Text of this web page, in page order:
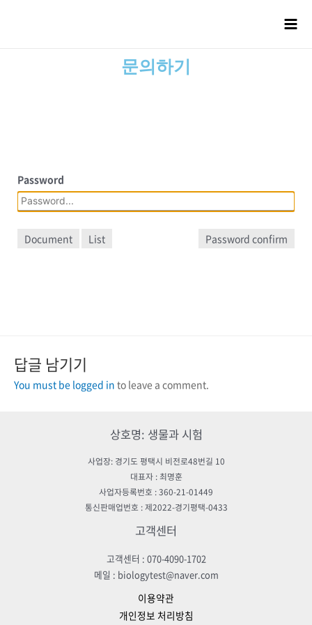
문의하기
Password
Document List Password confirm
답글 남기기
You must be logged in to leave a comment.
상호명: 생물과 시험
사업장: 경기도 평택시 비전로48번길 10
대표자 : 최명훈
사업자등록번호 : 360-21-01449
통신판매업번호 : 제2022-경기평택-0433
고객센터
고객센터 : 070-4090-1702
메일 : biologytest@naver.com
이용약관
개인정보 처리방침